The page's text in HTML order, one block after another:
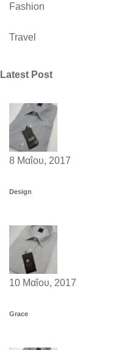
Fashion
Travel
Latest Post
8 Μαΐου, 2017
Design
10 Μαΐου, 2017
Grace